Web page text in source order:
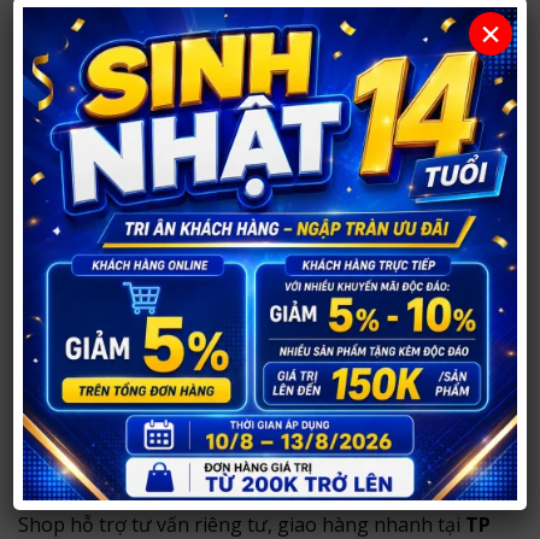
đến 98%. Giúp người sử dụng an tâm hơn về việc
tránh thai không mong muốn.
Mua Bao Cao Su Olo Đỏ Siêu Mỏng 0.01mm
Nóng Ấm ở đâu uy tín?
Bạn có thể muaBao Cao Su Olo Đỏ Siêu Mỏng
0.01mm Nóng ẤmtạiShop Người Lớn 37.
Với hơn 14 năm hoạt động, shop chuyên tư vấn và
cung cấp sản phẩm chính hãng, hỗ trợ khách hàng
lựa chọn kín đáo, phù hợp nhu cầu.
Sản phẩm chính hãng, thông tin rõ ràng.
Tư vấn riêng tư, phù hợp nhu cầu sử dụng.
Đóng gói kín đáo, không ghi tên sản phẩm nhạy
cảm bên ngoài.
Shop hỗ trợ tư vấn riêng tư, giao hàng nhanh tại TP
×